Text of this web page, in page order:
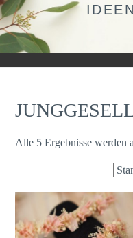
Alle 5 Ergebnisse werden